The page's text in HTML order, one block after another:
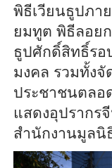
พิธีเวียนธูปภา
ยมทูต พิธีลอย
ธูปศักดิ์สิทธิ์รอ
มงคล รวมทั้งจั
ประชาชนตลอ
แสดงอุปรากร
สำนักงานมูลนิ